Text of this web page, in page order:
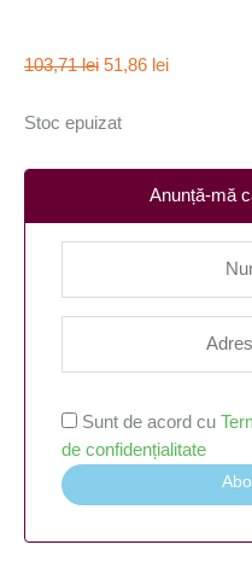
103,71lei 51,86 lei
Stoc epuizat
Anunță-mă
Sunt de acord cu
de confidențialitate